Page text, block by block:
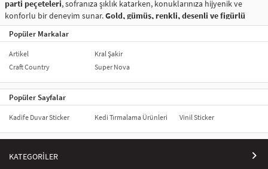
parti peçeteleri, sofranıza şıklık katarken, konuklarınıza hijyenik ve
konforlu bir deneyim sunar.Gold, gümüş, renkli, desenli ve figürlü
parti peçeteleri, konseptinize uygun olarak seçebileceğiniz farklı
tasarımlar sunar.
Doğum günü peçeteleri
, 1 yaş, çocuk doğum günü, yetişkin temalı
partiler ve özel günler için geniş bir seçenek yelpazesi sunar. Özellikle
altın ve gümüş yaldızlı peçeteler, çizgi film karakterli peçeteler ve
klasik desenli peçeteler
kullanımlık ve pratikolmaları sayesinde, parti sonrası temizlik sürecini
de kolaylaştırır.
Parti konseptine uygun peçeteler, tabak, bardak ve masa örtüleri ile
üretilmiş, dayanıklı ve emici yapısıyla
Popüler Markalar
Artikel
Craft Country
Kral Şakir
Super Nova
Popüler Sayfalar
Kadife Duvar Sticker Kedi Tırmalama Ürünleri Vinil Sticker
KATEGORİLER